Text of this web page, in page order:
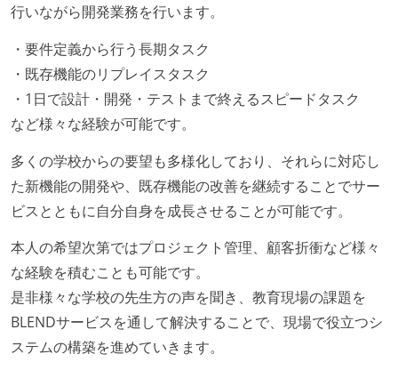
行いながら開発業務を行います。
・要件定義から行う長期タスク
・既存機能のリプレイスタスク
・1日で設計・開発・テストまで終えるスピードタスク
など様々な経験が可能です。
多くの学校からの要望も多様化しており、それらに対応し
た新機能の開発や、既存機能の改善を継続することでサー
ビスとともに自分自身を成長させることが可能です。
本人の希望次第ではプロジェクト管理、顧客折衝など様々
な経験を積むことも可能です。
是非様々な学校の先生方の声を聞き、教育現場の課題を
BLENDサービスを通して解決することで、現場で役立つシ
ステムの構築を進めていきます。